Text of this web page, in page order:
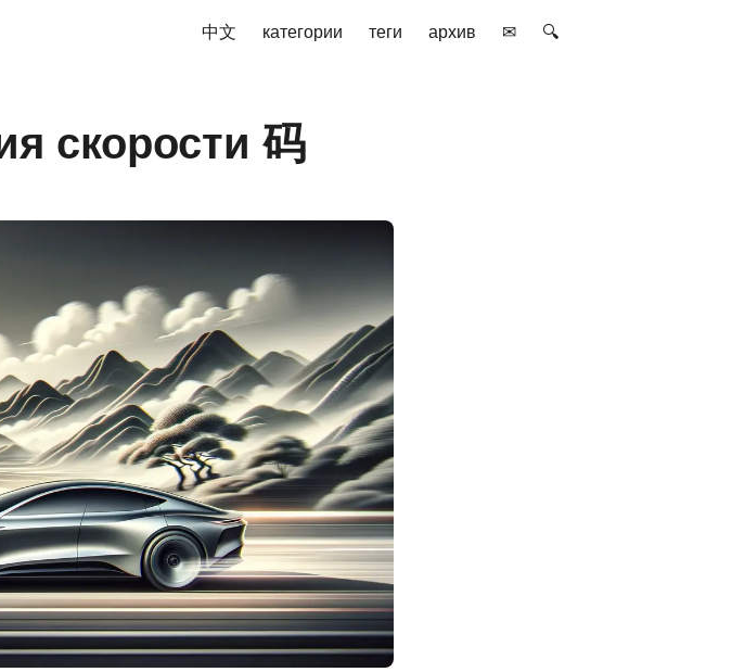
中文 категории теги архив ✉ 🔍
скорости 码